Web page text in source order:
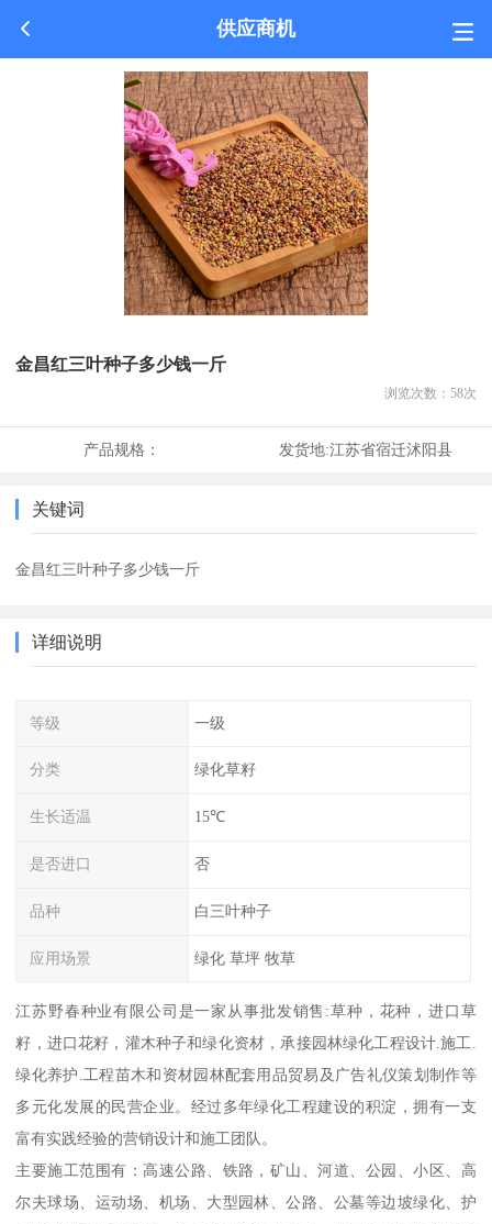
供应商机
金昌红三叶种子多少钱一斤
浏览次数： 58次
产品规格： 发货地:江苏省宿迁沭阳县
关键词
金昌红三叶种子多少钱一斤
详细说明
等级 一级
分类 绿化草籽
生长适温 15℃
是否进口 否
品种 白三叶种子
应用场景 绿化 草坪 牧草
江苏野春种业有限公司是一家从事批发销售:草种，花种，进口草
籽，进口花籽，灌木种子和绿化资材，承接园林绿化工程设计.施工.
绿化养护.工程苗木和资材园林配套用品贸易及广告礼仪策划制作等
多元化发展的民营企业。经过多年绿化工程建设的积淀，拥有一支
富有实践经验的营销设计和施工团队。
主要施工范围有：高速公路、铁路，矿山、河道、公园、小区、高
尔夫球场、运动场、机场、大型园林、公路、公墓等边坡绿化、护